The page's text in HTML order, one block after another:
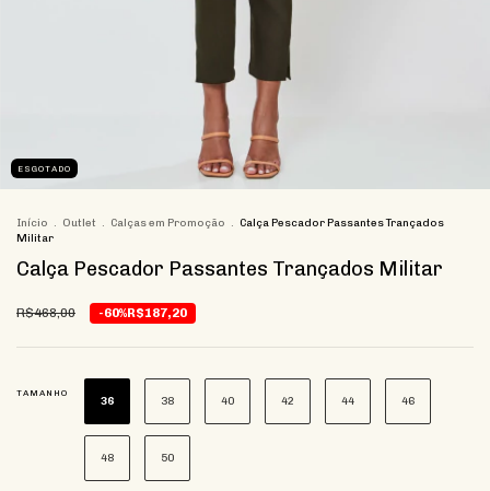
ESGOTADO
Início . Outlet . Calças em Promoção . Calça Pescador Passantes Trançados
Militar
Calça Pescador Passantes Trançados Militar
R$468,00 -60%R$187,20
TAMANHO
36 38 40 42 44 46
48 50